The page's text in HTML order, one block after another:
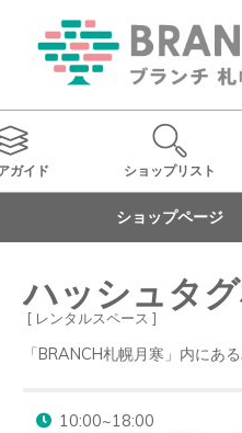
ガイド ショップリスト
ショップページ
ハッシュタ
[ レンタルスペース ]
「BRANCH札幌月寒」内にあ
10:00~18:00